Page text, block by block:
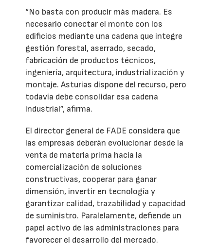
“No basta con producir más madera. Es
necesario conectar el monte con los
edificios mediante una cadena que integre
gestión forestal, aserrado, secado,
fabricación de productos técnicos,
ingeniería, arquitectura, industrialización y
montaje. Asturias dispone del recurso, pero
todavía debe consolidar esa cadena
industrial”, afirma.
El director general de FADE considera que
las empresas deberán evolucionar desde la
venta de materia prima hacia la
comercialización de soluciones
constructivas, cooperar para ganar
dimensión, invertir en tecnología y
garantizar calidad, trazabilidad y capacidad
de suministro. Paralelamente, defiende un
papel activo de las administraciones para
favorecer el desarrollo del mercado.